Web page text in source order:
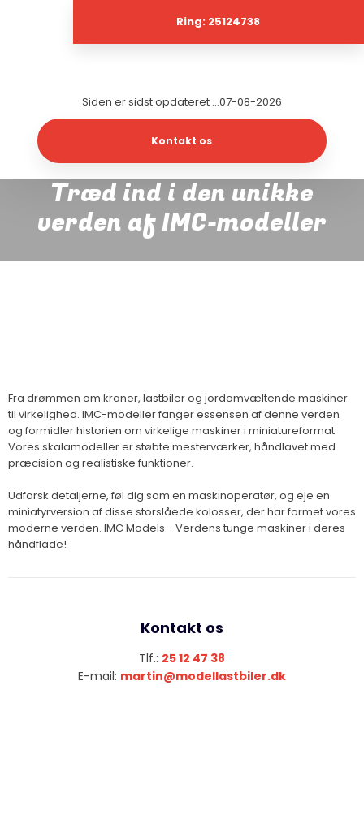
Siden er sidst opdateret ...07-08-2026
Kontakt os​
Ring: 25124738
Træd ind i den unikke
verden af IMC-modeller
Fra drømmen om kraner, lastbiler og jordomvæltende maskiner
til virkelighed. IMC-modeller fanger essensen af denne verden
og formidler historien om virkelige maskiner i miniatureformat.
Vores skalamodeller er støbte mesterværker, håndlavet med
præcision og realistiske funktioner.
Udforsk detaljerne, føl dig som en maskinoperatør, og eje en
miniatyrversion af disse storslåede kolosser, der har formet vores
moderne verden. IMC Models - Verdens tunge maskiner i deres
håndflade!​
Kontakt os​
​Tlf.: 25 12 47 38
E-mail: martin@modellastbiler.dk